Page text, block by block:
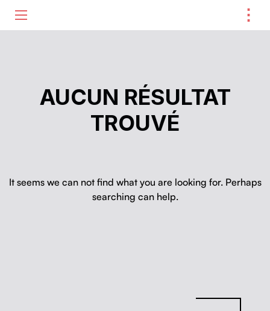
⋮
AUCUN RÉSULTAT
TROUVÉ
It seems we can not find what you are looking for. Perhaps
searching can help.